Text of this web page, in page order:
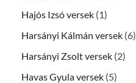
Hajós Izsó versek (1)
Harsányi Kálmán versek (6)
Harsányi Zsolt versek (2)
Havas Gyula versek (5)